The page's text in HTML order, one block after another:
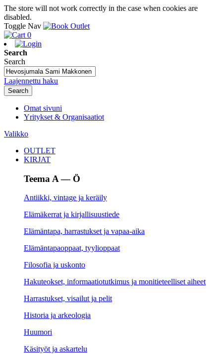
The store will not work correctly in the case when cookies are
disabled.
Toggle Nav
0
Search
Search
Laajennettu haku
Search
Omat sivuni
Yritykset & Organisaatiot
Valikko
OUTLET
KIRJAT
Teema A — Ö
Antiikki, vintage ja keräily
Elämäkerrat ja kirjallisuustiede
Elämäntapa, harrastukset ja vapaa-aika
Elämäntapaoppaat, tyylioppaat
Filosofia ja uskonto
Hakuteokset, informaatiotutkimus ja monitieteelliset aiheet
Harrastukset, visailut ja pelit
Historia ja arkeologia
Huumori
Käsityöt ja askartelu